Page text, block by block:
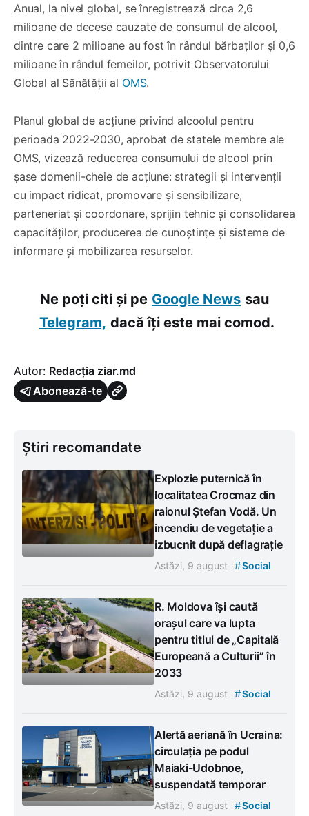
Anual, la nivel global, se înregistrează circa 2,6
milioane de decese cauzate de consumul de alcool,
dintre care 2 milioane au fost în rândul bărbaților și 0,6
milioane în rândul femeilor, potrivit Observatorului
Global al Sănătății al OMS.
Planul global de acțiune privind alcoolul pentru
perioada 2022-2030, aprobat de statele membre ale
OMS, vizează reducerea consumului de alcool prin
șase domenii-cheie de acțiune: strategii și intervenții
cu impact ridicat, promovare și sensibilizare,
parteneriat și coordonare, sprijin tehnic și consolidarea
capacităților, producerea de cunoștințe și sisteme de
informare și mobilizarea resurselor.
Ne poți citi și pe Google News sau
Telegram, dacă îți este mai comod.
Autor: Redacția ziar.md
Abonează-te
Știri recomandate
Explozie puternică în
localitatea Crocmaz din
raionul Ștefan Vodă. Un
incendiu de vegetație a
izbucnit după deflagrație
Astăzi, 9 august #Social
R. Moldova își caută
orașul care va lupta
pentru titlul de „Capitală
Europeană a Culturii” în
2033
Astăzi, 9 august #Social
Alertă aeriană în Ucraina:
circulația pe podul
Maiaki-Udobnoe,
suspendată temporar
Astăzi, 9 august #Social